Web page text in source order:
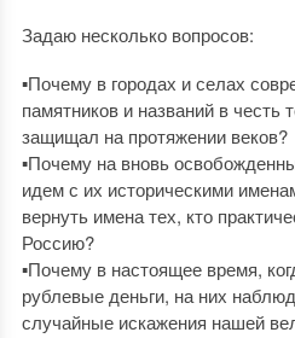
Задаю несколько вопросов:
▪️Почему в городах и селах
памятников и названий в честь
защищал на протяжении веков?
▪️Почему на вновь
идем с их историческими
вернуть имена тех, кто
Россию?
▪️Почему в настоящее время,
рублевые деньги, на них
случайные искажения нашей